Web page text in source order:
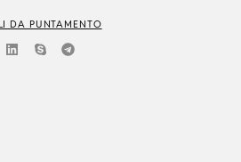
DA PUNTAMENTO